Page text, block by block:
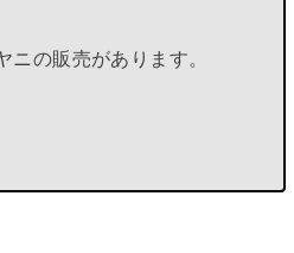
の販売があります。